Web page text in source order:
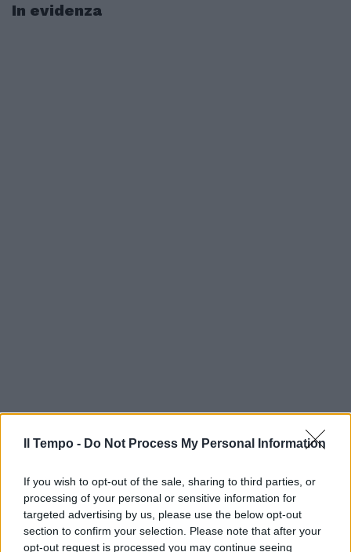
Il Tempo - Do Not Process My Personal Information
If you wish to opt-out of the sale, sharing to third parties, or
processing of your personal or sensitive information for
targeted advertising by us, please use the below opt-out
section to confirm your selection. Please note that after your
opt-out request is processed you may continue seeing
In evidenza